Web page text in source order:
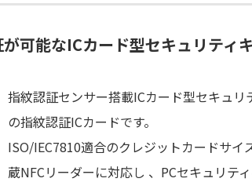
可能なICカード型セキュリティ
指紋認証センサー搭載ICカード型セキュリ
の指紋認証ICカードです。
ISO/IEC7810適合のクレジットカードサ
蔵NFCリーダーに対応し 、PCセキュリテ